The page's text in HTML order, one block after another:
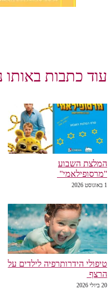
כתבות באותו
השבוע
הידרותרפיה לילדים על